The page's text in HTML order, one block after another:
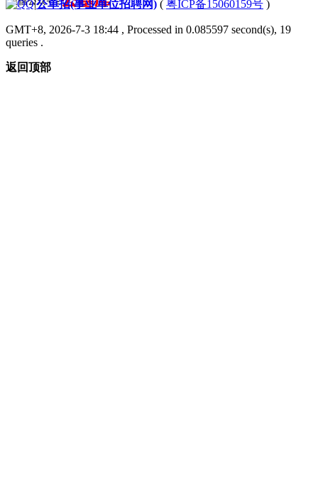
|公单招(事业单位招聘网) ( 粤ICP备15060159号 )
GMT+8, 2026-7-3 18:44 , Processed in 0.085597 second(s), 19
queries .
返回顶部